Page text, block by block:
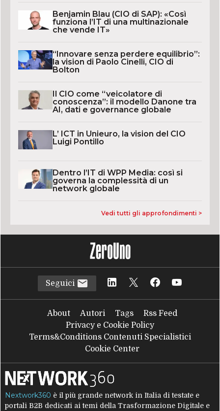
Benjamin Blau (CIO di SAP): «Così
funziona l’IT di una multinazionale
che vende IT»
“Innovare senza perdere equilibrio”:
la vision di Paolo Cinelli, CIO di
Bolton
Il CIO come “veicolatore di
conoscenza”: il modello Danone tra
AI, dati e governance globale
L’ ICT in Unieuro, la vision del CIO
Luigi Pontillo
Dentro l’IT di WPP Media: così si
governa la complessità di un
network globale
Vedi tutti gli approfondimenti >
Seguici
About Autori Tags
Rss Feed
Privacy e Cookie Policy
Terms&Conditions Contenuti Specialistici
Cookie Center
Nextwork360 è il più grande network in Italia di testate e
portali B2B dedicati ai temi della Trasformazione Digitale e